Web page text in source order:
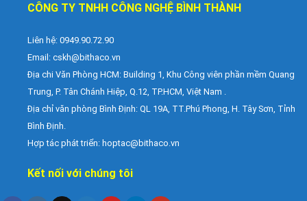
CÔNG TY TNHH CÔNG NGHỆ BÌNH THÀNH
Liên hệ: 0949.90.72.90
Email: cskh@bithaco.vn
Địa chi Văn Phòng HCM: Building 1, Khu Công viên phần mềm Quang
Trung, P. Tân Chánh Hiệp, Q.12, TP.HCM, Việt Nam .
Địa chỉ văn phòng Bình Định: QL 19A, TT.Phú Phong, H. Tây Sơn, Tỉnh
Bình Định.
Hợp tác phát triển: hoptac@bithaco.vn
Kết nối với chúng tôi